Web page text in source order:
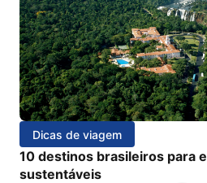
Dicas de viagem
10 destinos brasileiros para
sustentáveis